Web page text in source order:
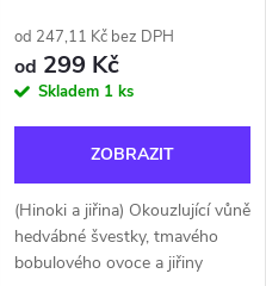
od 247,11 Kč bez DPH
od 299 Kč
Skladem 1 ks
ZOBRAZIT
(Hinoki a jiřina) Okouzlující vůně
hedvábné švestky, tmavého
bobulového ovoce a jiřiny